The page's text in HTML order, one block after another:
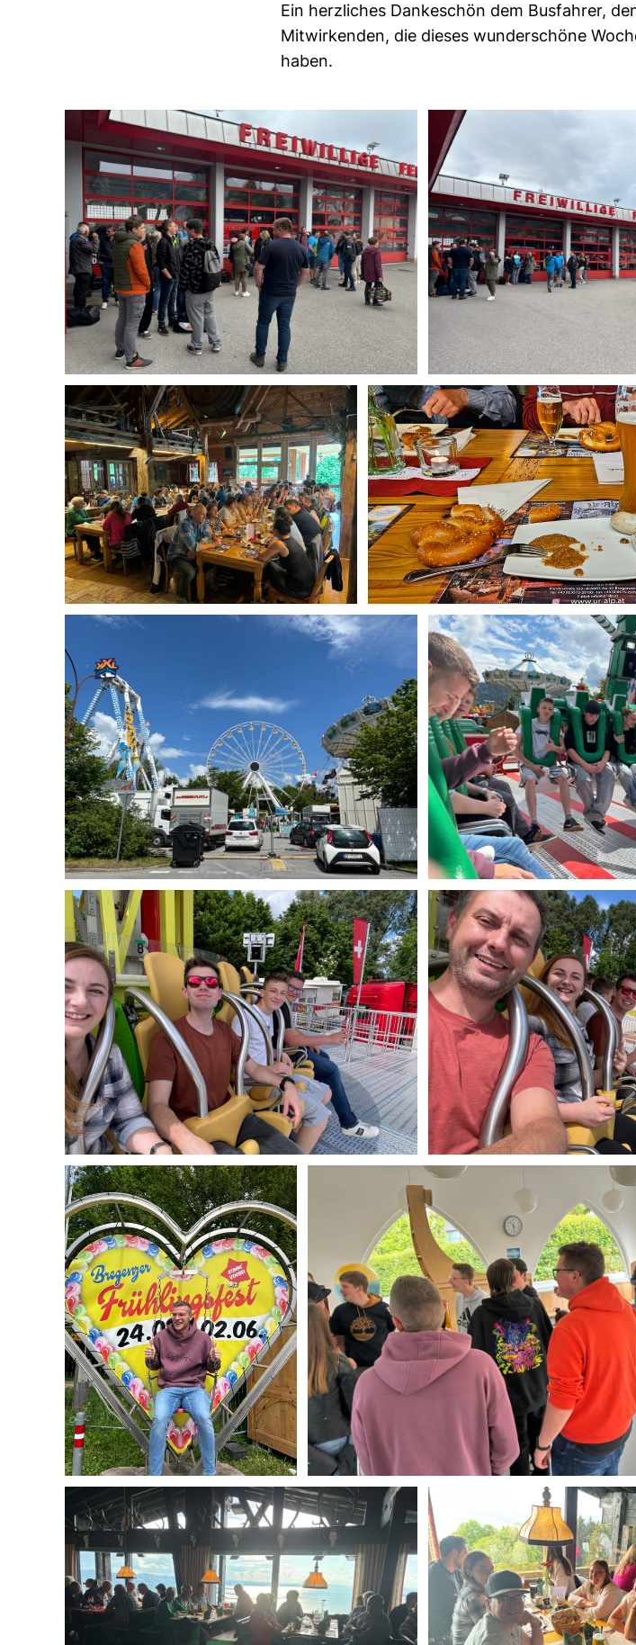
Ein herzliches Dankeschön dem Busfahrer,
Mitwirkenden, die dieses wunderschöne
haben.